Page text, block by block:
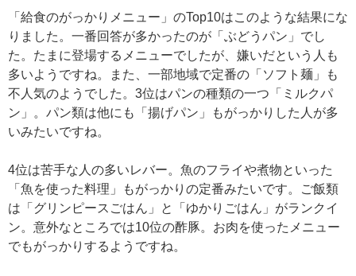
「給食のがっかりメニュー」のTop10はこのような結果にな
りました。一番回答が多かったのが「ぶどうパン」でし
た。たまに登場するメニューでしたが、嫌いだという人も
多いようですね。また、一部地域で定番の「ソフト麺」も
不人気のようでした。3位はパンの種類の一つ「ミルクパ
ン」。パン類は他にも「揚げパン」もがっかりした人が多
いみたいですね。
4位は苦手な人の多いレバー。魚のフライや煮物といった
「魚を使った料理」もがっかりの定番みたいです。ご飯類
は「グリンピースごはん」と「ゆかりごはん」がランクイ
ン。意外なところでは10位の酢豚。お肉を使ったメニュー
でもがっかりするようですね。